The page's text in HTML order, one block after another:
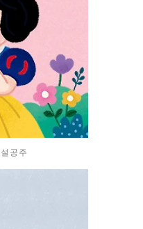
공주